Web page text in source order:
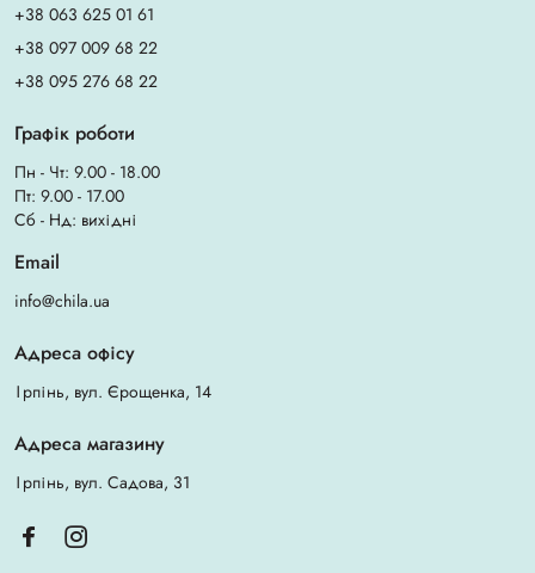
+38 063 625 01 61
+38 097 009 68 22
+38 095 276 68 22
Графік роботи
Пн - Чт: 9.00 - 18.00
Пт: 9.00 - 17.00
Сб - Нд: вихідні
Email
info@chila.ua
Адреса офісу
Ірпінь, вул. Єрощенка, 14
Адреса магазину
Ірпінь, вул. Садова, 31